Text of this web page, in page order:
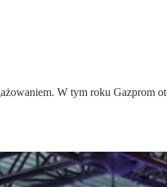
W tym roku Gazprom